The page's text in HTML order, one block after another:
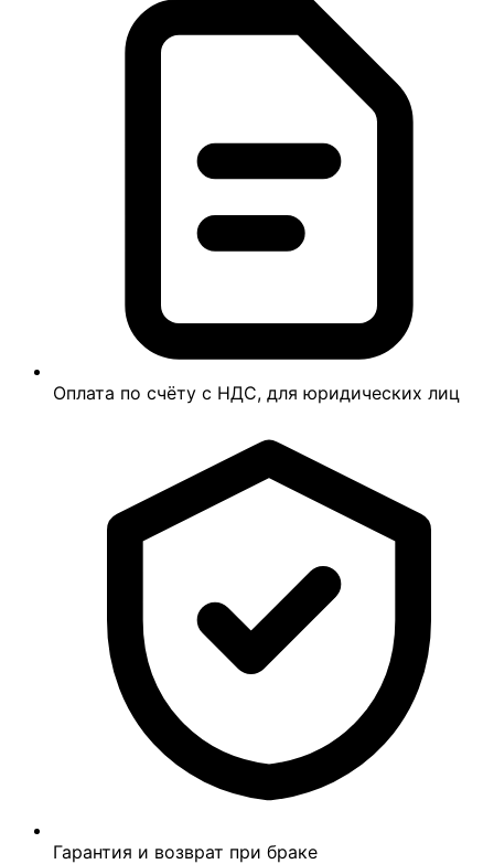
Оплата по счёту с НДС, для юридических лиц
Гарантия и возврат при браке